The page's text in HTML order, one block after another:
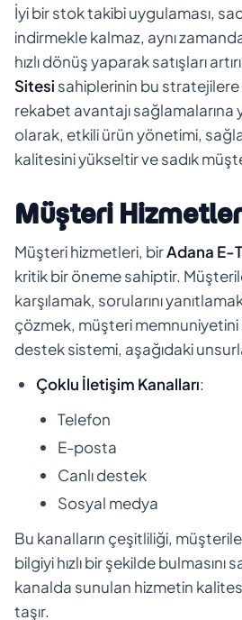
İyi bir stok takibi uygulaması,
indirmekle kalmaz, aynı
hızlı dönüş yaparak satışları
Sitesi sahiplerinin bu
rekabet avantajı sağlamalarına
olarak, etkili ürün yönetimi,
kalitesini yükseltir ve sadık
Müşteri
Müşteri hizmetleri, birAdana E-
kritik bir öneme sahiptir.
karşılamak, sorularını
çözmek, müşteri memnuniyetini
destek sistemi, aşağıdaki
Çoklu İletişim Kanalları:
Telefon
E-posta
Canlı destek
Sosyal medya
Bu kanalların çeşitliliği,
bilgiyi hızlı bir şekilde bulmasını
kanalda sunulan hizmetin
taşır.